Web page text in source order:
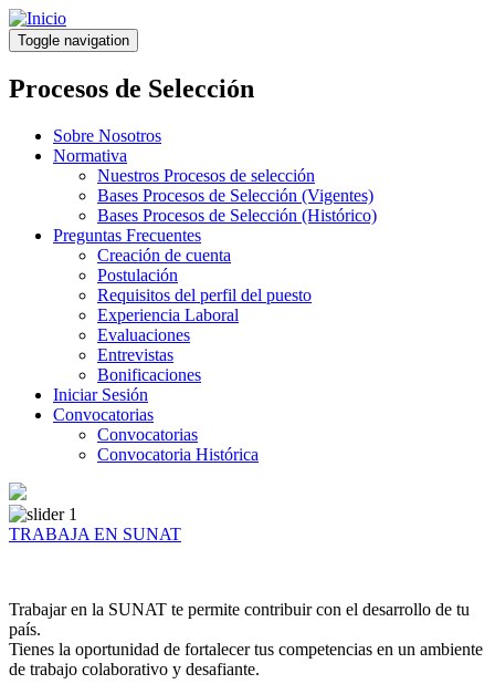
Pasar
al
contenido
principal
Toggle navigation
Procesos de Selección
Sobre Nosotros
Normativa
Nuestros Procesos de selección
Bases Procesos de Selección (Vigentes)
Bases Procesos de Selección (Histórico)
Preguntas Frecuentes
Creación de cuenta
Postulación
Requisitos del perfil del puesto
Experiencia Laboral
Evaluaciones
Entrevistas
Bonificaciones
Iniciar Sesión
Convocatorias
Convocatorias
Convocatoria Histórica
TRABAJA EN SUNAT
Trabajar en la SUNAT te permite contribuir con el desarrollo de tu
país.
Tienes la oportunidad de fortalecer tus competencias en un ambiente
de trabajo colaborativo y desafiante.